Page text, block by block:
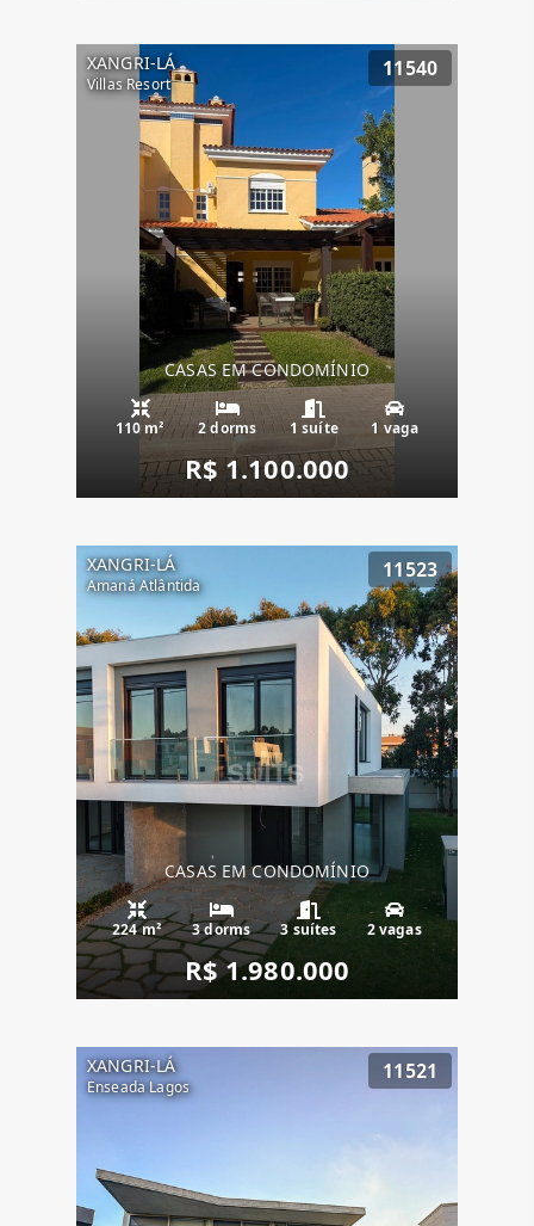
XANGRI-LÁ
Villas Resort
11540
CASAS EM CONDOMÍNIO
110 m² 2 dorms 1 suíte 1 vaga
R$ 1.100.000
XANGRI-LÁ
Amaná Atlântida
11523
CASAS EM CONDOMÍNIO
224 m² 3 dorms 3 suítes 2 vagas
R$ 1.980.000
XANGRI-LÁ
Enseada Lagos
11521